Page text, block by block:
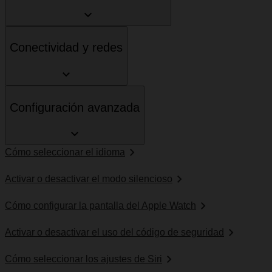
Conectividad y redes
Configuración avanzada
Cómo seleccionar el idioma
Activar o desactivar el modo silencioso
Cómo configurar la pantalla del Apple Watch
Activar o desactivar el uso del código de seguridad
Cómo seleccionar los ajustes de Siri